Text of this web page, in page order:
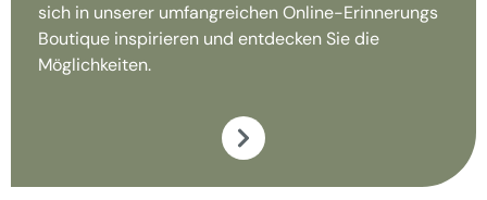
sich in unserer umfangreichen Online-Erinnerungs
Boutique inspirieren und entdecken Sie die
Möglichkeiten.